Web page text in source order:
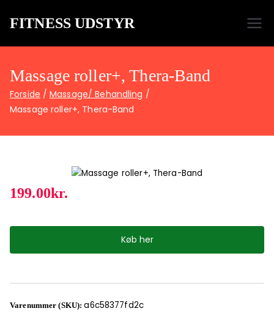
FITNESS UDSTYR
Massage roller+, Thera-Band
Forside
Massage/ Behandling
Massage roller+, Thera-Band
199.00kr.
Køb her
Varenummer (SKU):a6c58377fd2c